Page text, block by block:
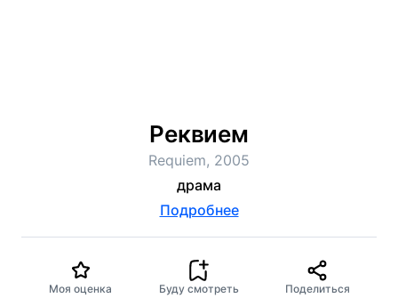
Реквием
Requiem, 2005
драма
Подробнее
Моя оценка Буду смотреть Поделиться